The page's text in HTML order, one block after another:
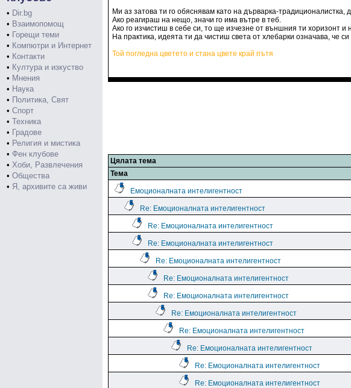
• Dir.bg
• Взаимопомощ
• Горещи теми
• Компютри и Интернет
• Контакти
• Култура и изкуство
• Мнения
• Наука
• Политика, Свят
• Спорт
• Техника
• Градове
• Религия и мистика
• Фен клубове
• Хоби, Развлечения
• Общества
• Я, архивите са живи
Ми аз затова ти го обяснявам като на дърварка-
Ако реагираш на нещо, значи го има вътре в теб.
Ако го изчистиш в себе си, то ще изчезне от външния ти хоризонт и
На практика, идеята ти да чистиш света от хлебарки означава, че
Той погледна цветето и стана цвете край пътя
Цялата тема
Тема
Емоционалната интелигентност
Re: Емоционалната интелигентност
Re: Емоционалната интелигентност
Re: Емоционалната интелигентност
Re: Емоционалната интелигентност
Re: Емоционалната интелигентност
Re: Емоционалната интелигентност
Re: Емоционалната интелигентност
Re: Емоционалната интелигентност
Re: Емоционалната интелигентност
Re: Емоционалната интелигентност
Re: Емоционалната интелигентност